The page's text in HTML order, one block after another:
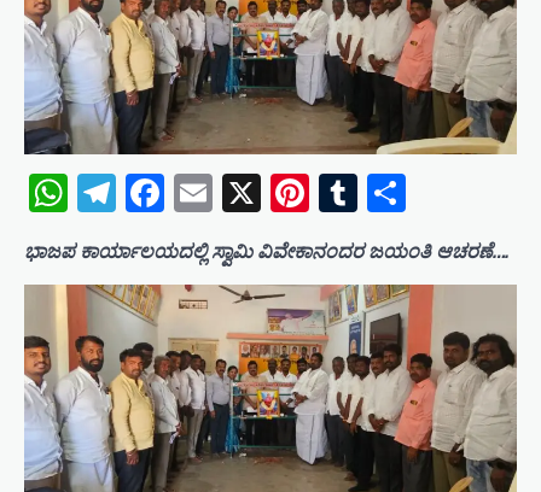
WhatsApp
Telegram
Facebook
Email
X Pinterest
Tumblr
ಭಾಜಪ ಕಾರ್ಯಾಲಯದಲ್ಲಿ ಸ್ವಾಮಿ ವಿವೇಕಾನಂದರ ಜಯಂತಿ ಆಚರಣೆ….